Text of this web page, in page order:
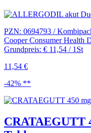
PZN: 0694793 /
Cooper Consumer Health
Grundpreis: € 11,54 / 1St
11,54 €
-42% **
CRATAEGUTT